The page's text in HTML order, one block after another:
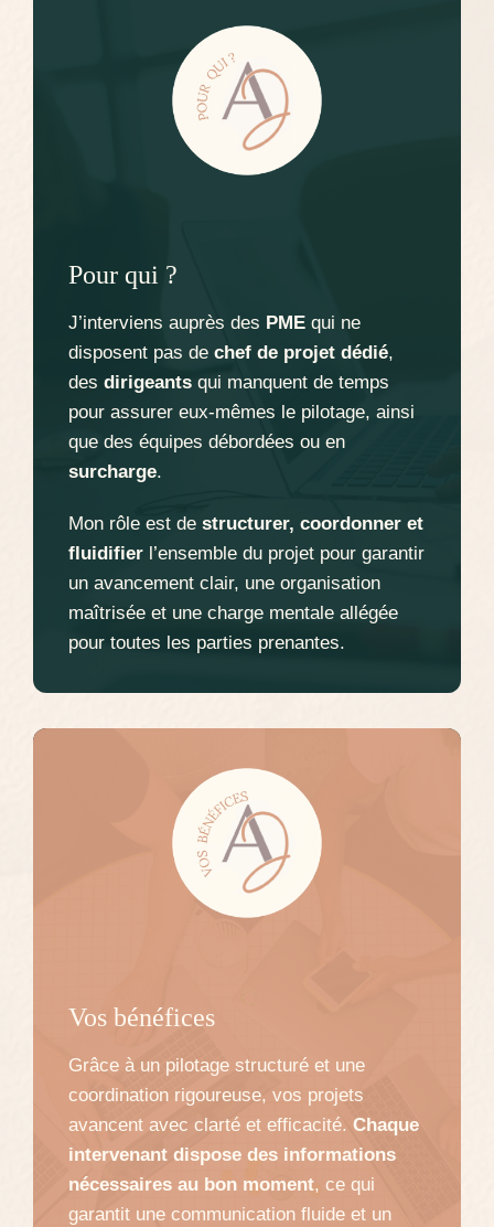
Pour qui ?
J’interviens auprès des PME qui ne
disposent pas de chef de projet dédié,
des dirigeants qui manquent de temps
pour assurer eux-mêmes le pilotage, ainsi
que des équipes débordées ou en
surcharge.
Mon rôle est de structurer, coordonner et
fluidifier l’ensemble du projet pour garantir
un avancement clair, une organisation
maîtrisée et une charge mentale allégée
pour toutes les parties prenantes.
Vos bénéfices
Grâce à un pilotage structuré et une
coordination rigoureuse, vos projets
avancent avec clarté et efficacité. Chaque
intervenant dispose des informations
nécessaires au bon moment, ce qui
garantit une communication fluide et un